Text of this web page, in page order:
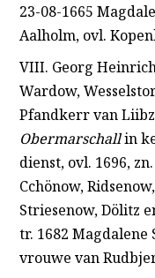
23-08-1665
Aalholm, ovl.
VIII. Georg
Wardow,
Pfandkerr van
Obermarschallin
dienst, ovl. 1696,
Cchönow,
Striesenow, Dölitz
tr. 1682 Magdalene
vrouwe van